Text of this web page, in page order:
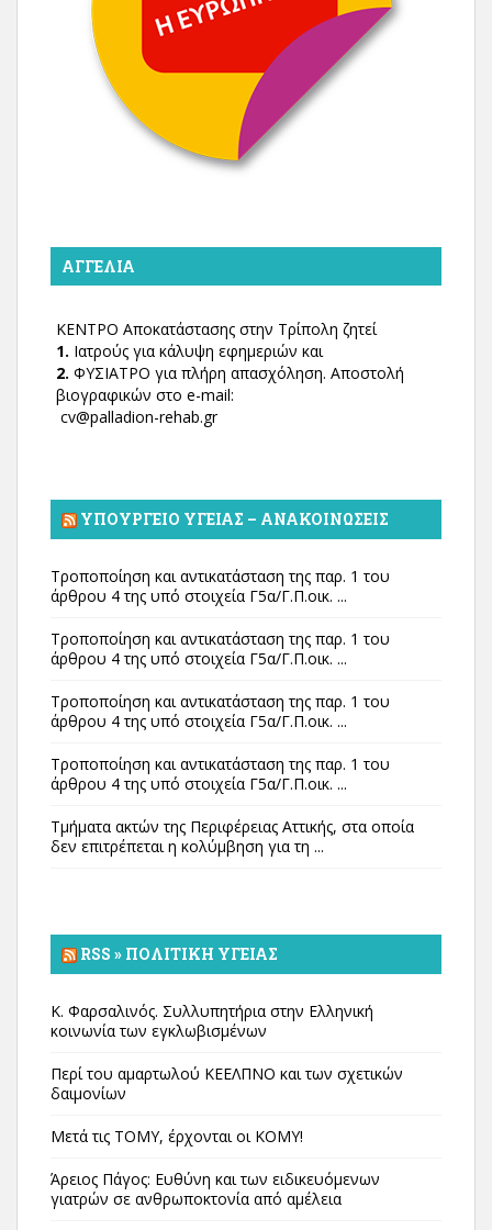
ΑΓΓΕΛΊΑ
ΚΕΝΤΡΟ Αποκατάστασης στην Τρίπολη ζητεί
1. Ιατρούς για κάλυψη εφημεριών και
2. ΦΥΣΙΑΤΡΟ για πλήρη απασχόληση. Αποστολή
βιογραφικών στο e-mail:
cv@palladion-rehab.gr
ΥΠΟΥΡΓΕΊΟ ΥΓΕΊΑΣ – ΑΝΑΚΟΙΝΏΣΕΙΣ
Τροποποίηση και αντικατάσταση της παρ. 1 του
άρθρου 4 της υπό στοιχεία Γ5α/Γ.Π.οικ. ...
Τροποποίηση και αντικατάσταση της παρ. 1 του
άρθρου 4 της υπό στοιχεία Γ5α/Γ.Π.οικ. ...
Τροποποίηση και αντικατάσταση της παρ. 1 του
άρθρου 4 της υπό στοιχεία Γ5α/Γ.Π.οικ. ...
Τροποποίηση και αντικατάσταση της παρ. 1 του
άρθρου 4 της υπό στοιχεία Γ5α/Γ.Π.οικ. ...
Τμήματα ακτών της Περιφέρειας Αττικής, στα οποία
δεν επιτρέπεται η κολύμβηση για τη ...
RSS » ΠΟΛΙΤΙΚΉ ΥΓΕΊΑΣ
Κ. Φαρσαλινός. Συλλυπητήρια στην Ελληνική
κοινωνία των εγκλωβισμένων
Περί του αμαρτωλού ΚΕΕΛΠΝΟ και των σχετικών
δαιμονίων
Μετά τις ΤΟΜΥ, έρχονται οι ΚΟΜΥ!
Άρειος Πάγος: Ευθύνη και των ειδικευόμενων
γιατρών σε ανθρωποκτονία από αμέλεια